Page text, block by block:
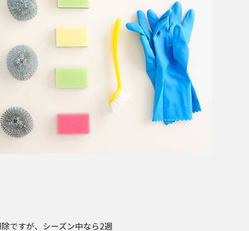
ですが、シーズン中なら2週